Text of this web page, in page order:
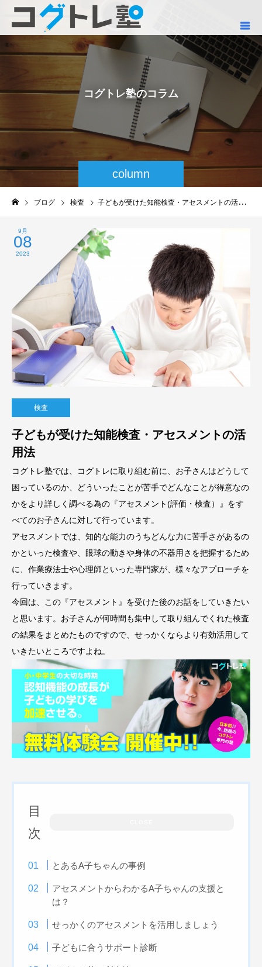
column
コグト レ塾のコ ラム
ブログ 検査 子どもが受けた知能検査・アセスメントの活用法
9月
08
2023
検査
子どもが受けた知能検査・アセスメントの活
用法
コグトレ塾では、コグトレに取り組む前に、お子さんはどうして
困っているのか、どういったことが苦手でどんなことが得意なの
かをより詳しく調べる為の『アセスメント(評価・検査）』をす
べてのお子さんに対して行っています。
アセスメントでは、知的な能力のうちどんな力に苦手さがあるの
かといった検査や、眼球の動きや身体の不器用さを把握するため
に、作業療法士や心理師といった専門家が、様々なアプローチを
行っていきます。
今回は、この『アセスメント』を受けた後のお話をしていきたい
と思います。お子さんが何時間も集中して取り組んでくれた検査
の結果をまとめたものですので、せっかくならより有効活用して
いきたいところですよね。
目
次
とあるA子ちゃんの事例
アセスメントからわかるA子ちゃんの支援と
は？
せっかくのアセスメントを活用しましょう
子どもに合うサポート診断